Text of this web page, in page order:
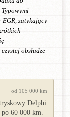
Typowymi
EGR, zatykający
obsłudze
od 105 000 km
Delphi
60 000 km.